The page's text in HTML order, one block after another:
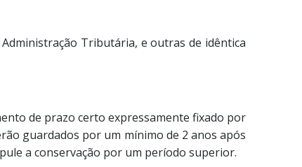
Tributária, e outras de idêntica
de prazo certo expressamente fixado por
guardados por um mínimo de 2 anos após
a conservação por um período superior.